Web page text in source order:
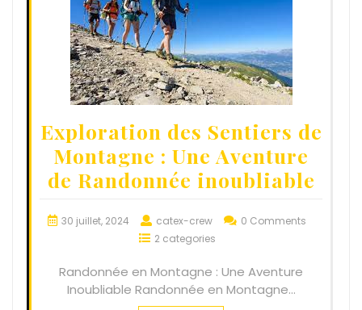
Exploration des Sentiers de
Montagne : Une Aventure
de Randonnée inoubliable
30 juillet, 2024 catex-crew
0 Comments
2 categories
Randonnée en Montagne : Une Aventure
Inoubliable Randonnée en Montagne…